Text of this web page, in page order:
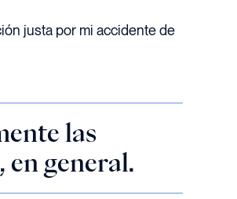
justa por mi accidente de
las
en general.